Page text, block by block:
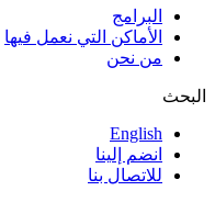
البرامج
الأماكن التي نعمل فيها
من نحن
البحث
English
انضم إلينا
للاتصال بنا